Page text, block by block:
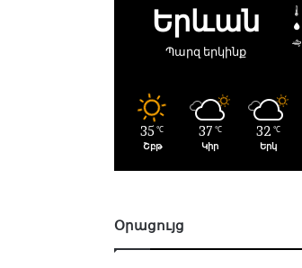
Երևան
Պարզ երկինք
35 ℃
Շբթ
37 ℃
Կիր
32 ℃
Երկ
Օրացույց